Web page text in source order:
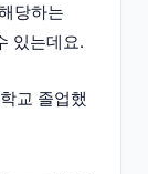
당하는
있는데요.
교 졸업했